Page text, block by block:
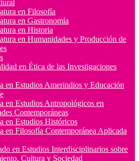
en Filosofía
en Gastronomía
en Historia
en Humanidades y Producción de
en Ética de las Investigaciones
en Estudios Amerindios y Educación
en Estudios Antropológicos en
Contemporáneas
en Estudios Históricos
en Filosofía Contemporánea Aplicada
en Estudios Interdisciplinarios sobre
Cultura y Sociedad